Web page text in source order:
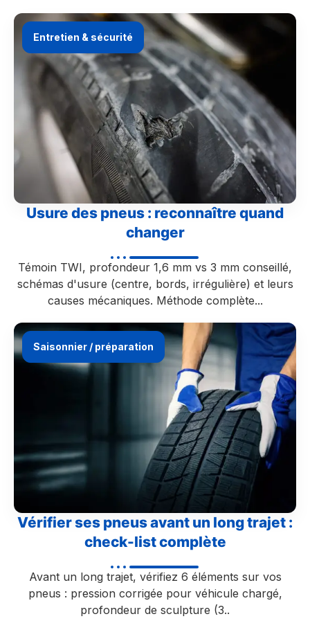
Entretien & sécurité
Usure des pneus : reconnaître quand
changer
Témoin TWI, profondeur 1,6 mm vs 3 mm conseillé,
schémas d'usure (centre, bords, irrégulière) et leurs
causes mécaniques. Méthode complète...
Saisonnier / préparation
Vérifier ses pneus avant un long trajet :
check-list complète
Avant un long trajet, vérifiez 6 éléments sur vos
pneus : pression corrigée pour véhicule chargé,
profondeur de sculpture (3..